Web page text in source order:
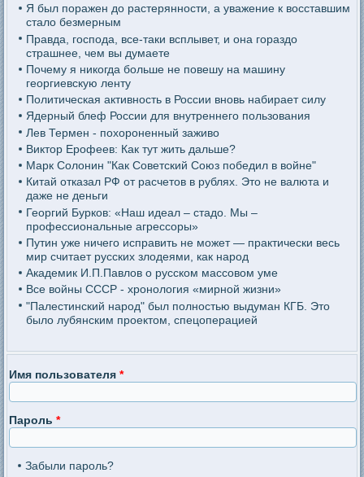
Я был поражен до растерянности, а уважение к восставшим
стало безмерным
Правда, господа, все-таки всплывет, и она гораздо
страшнее, чем вы думаете
Почему я никогда больше не повешу на машину
георгиевскую ленту
Политическая активность в России вновь набирает силу
Ядерный блеф России для внутреннего пользования
Лев Термен - похороненный заживо
Виктор Ерофеев: Как тут жить дальше?
Марк Солонин "Как Советский Союз победил в войне"
Китай отказал РФ от расчетов в рублях. Это не валюта и
даже не деньги
Георгий Бурков: «Наш идеал – стадо. Мы –
профессиональные агрессоры»
Путин уже ничего исправить не может — практически весь
мир считает русских злодеями, как народ
Академик И.П.Павлов о русском массовом уме
Все войны СССР - хронология «мирной жизни»
"Палестинский народ" был полностью выдуман КГБ. Это
было лубянским проектом, спецоперацией
Имя пользователя*
Пароль*
Забыли пароль?